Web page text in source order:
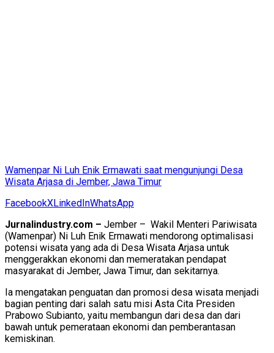
Wamenpar Ni Luh Enik Ermawati saat mengunjungi Desa
Wisata Arjasa di Jember, Jawa Timur
FacebookXLinkedInWhatsApp
Jurnalindustry.com – Jember – Wakil Menteri Pariwisata
(Wamenpar) Ni Luh Enik Ermawati mendorong optimalisasi
potensi wisata yang ada di Desa Wisata Arjasa untuk
menggerakkan ekonomi dan memeratakan pendapat
masyarakat di Jember, Jawa Timur, dan sekitarnya.
Ia mengatakan penguatan dan promosi desa wisata menjadi
bagian penting dari salah satu misi Asta Cita Presiden
Prabowo Subianto, yaitu membangun dari desa dan dari
bawah untuk pemerataan ekonomi dan pemberantasan
kemiskinan.